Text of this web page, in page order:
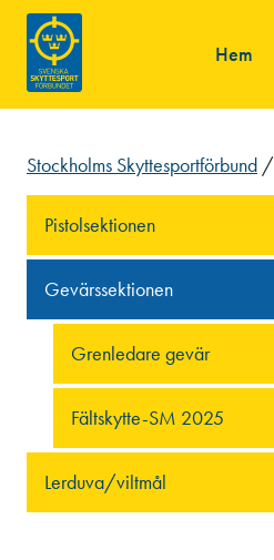
Hem
Stockholms Skyttesportförbund /
Pistolsektionen
Gevärssektionen
Grenledare gevär
Fältskytte-SM 2025
Lerduva/viltmål